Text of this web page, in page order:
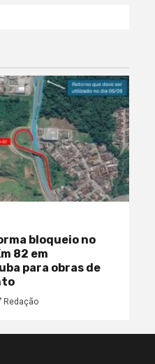
bloqueio no
82 em
para obras de
Redação